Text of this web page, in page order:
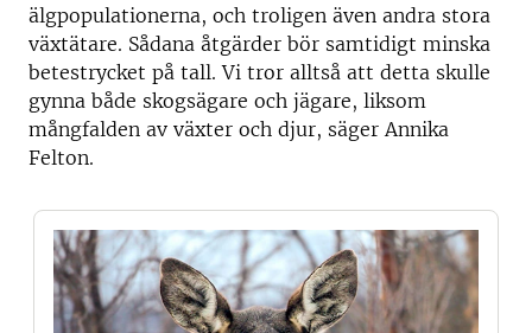
älgpopulationerna, och troligen även andra stora
växtätare. Sådana åtgärder bör samtidigt minska
betestrycket på tall. Vi tror alltså att detta skulle
gynna både skogsägare och jägare, liksom
mångfalden av växter och djur, säger Annika
Felton.